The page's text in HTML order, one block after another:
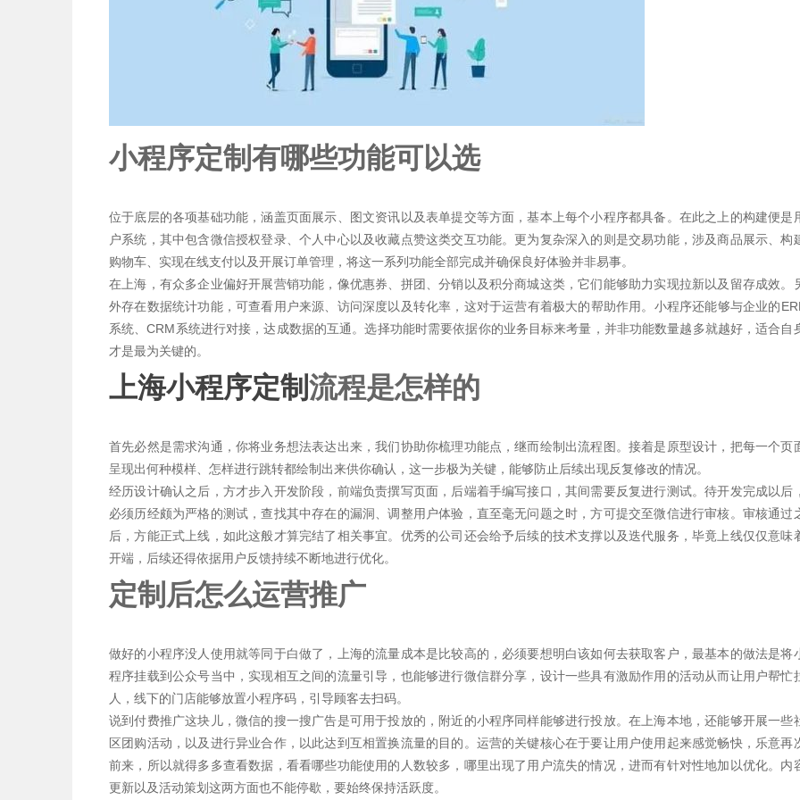
小程序定制有哪些功能可以选
位于底层的各项基础功能，涵盖页面展示、图文资讯以及表单提交等方面，基本上每个小程序都具备。在此之上的构建便是
户系统，其中包含微信授权登录、个人中心以及收藏点赞这类交互功能。更为复杂深入的则是交易功能，涉及商品展示、构
购物车、实现在线支付以及开展订单管理，将这一系列功能全部完成并确保良好体验并非易事。
在上海，有众多企业偏好开展营销功能，像优惠券、拼团、分销以及积分商城这类，它们能够助力实现拉新以及留存成效。
外存在数据统计功能，可查看用户来源、访问深度以及转化率，这对于运营有着极大的帮助作用。小程序还能够与企业的
系统、CRM系统进行对接，达成数据的互通。选择功能时需要依据你的业务目标来考量，并非功能数量越多就越好，适合自
才是最为关键的。
上海小程序定制流程是怎样的
首先必然是需求沟通，你将业务想法表达出来，我们协助你梳理功能点，继而绘制出流程图。接着是原型设计，把每一个页
呈现出何种模样、怎样进行跳转都绘制出来供你确认，这一步极为关键，能够防止后续出现反复修改的情况。
经历设计确认之后，方才步入开发阶段，前端负责撰写页面，后端着手编写接口，其间需要反复进行测试。待开发完成以后，
必须历经颇为严格的测试，查找其中存在的漏洞、调整用户体验，直至毫无问题之时，方可提交至微信进行审核。审核通过
后，方能正式上线，如此这般才算完结了相关事宜。优秀的公司还会给予后续的技术支撑以及迭代服务，毕竟上线仅仅意味
开端，后续还得依据用户反馈持续不断地进行优化。
定制后怎么运营推广
做好的小程序没人使用就等同于白做了，上海的流量成本是比较高的，必须要想明白该如何去获取客户，最基本的做法是将
程序挂载到公众号当中，实现相互之间的流量引导，也能够进行微信群分享，设计一些具有激励作用的活动从而让用户帮忙
人，线下的门店能够放置小程序码，引导顾客去扫码。
说到付费推广这块儿，微信的搜一搜广告是可用于投放的，附近的小程序同样能够进行投放。在上海本地，还能够开展一些
区团购活动，以及进行异业合作，以此达到互相置换流量的目的。运营的关键核心在于要让用户使用起来感觉畅快，乐意再
前来，所以就得多多查看数据，看看哪些功能使用的人数较多，哪里出现了用户流失的情况，进而有针对性地加以优化。内
更新以及活动策划这两方面也不能停歇，要始终保持活跃度。